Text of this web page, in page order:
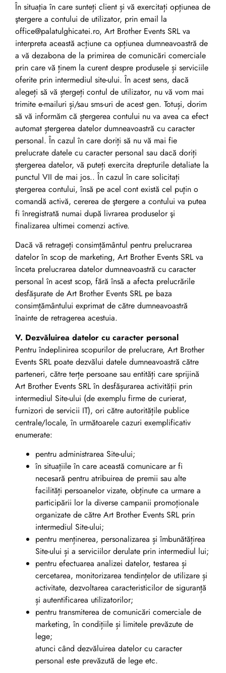
În situaţia în care sunteți client și vă exercitați opțiunea de
ştergere a contului de utilizator, prin email la
office@palatulghicatei.ro, Art Brother Events SRL va
interpreta această acțiune ca opțiunea dumneavoastră de
a vă dezabona de la primirea de comunicări comerciale
prin care vă ținem la curent despre produsele și serviciile
oferite prin intermediul site-ului. În acest sens, dacă
alegeți să vă ștergeți contul de utilizator, nu vă vom mai
trimite e-mailuri și/sau sms-uri de acest gen. Totuși, dorim
să vă informăm că ștergerea contului nu va avea ca efect
automat ștergerea datelor dumneavoastră cu caracter
personal. În cazul în care doriți să nu vă mai fie
prelucrate datele cu caracter personal sau dacă doriți
ștergerea datelor, vă puteți exercita drepturile detaliate la
punctul VII de mai jos.. În cazul în care solicitați
ştergerea contului, însă pe acel cont există cel puţin o
comandă activă, cererea de ştergere a contului va putea
fi înregistrată numai după livrarea produselor şi
finalizarea ultimei comenzi active.
Dacă vă retrageți consimțământul pentru prelucrarea
datelor în scop de marketing, Art Brother Events SRL va
înceta prelucrarea datelor dumneavoastră cu caracter
personal în acest scop, fără însă a afecta prelucrările
desfășurate de Art Brother Events SRL pe baza
consimțământului exprimat de către dumneavoastră
înainte de retragerea acestuia.
V. Dezvăluirea datelor cu caracter personal
Pentru îndeplinirea scopurilor de prelucrare, Art Brother
Events SRL poate dezvălui datele dumneavoastră către
parteneri, către terțe persoane sau entități care sprijină
Art Brother Events SRL în desfășurarea activității prin
intermediul Site-ului (de exemplu firme de curierat,
furnizori de servicii IT), ori către autoritățile publice
centrale/locale, în următoarele cazuri exemplificativ
enumerate:
pentru administrarea Site-ului;
în situațiile în care această comunicare ar fi
necesară pentru atribuirea de premii sau alte
facilități persoanelor vizate, obținute ca urmare a
participării lor la diverse campanii promoționale
organizate de către Art Brother Events SRL prin
intermediul Site-ului;
pentru menținerea, personalizarea și îmbunătățirea
Site-ului și a serviciilor derulate prin intermediul lui;
pentru efectuarea analizei datelor, testarea și
cercetarea, monitorizarea tendințelor de utilizare și
activitate, dezvoltarea caracteristicilor de siguranță
și autentificarea utilizatorilor;
pentru transmiterea de comunicări comerciale de
marketing, în condițiile și limitele prevăzute de
lege;
atunci când dezvăluirea datelor cu caracter
personal este prevăzută de lege etc.